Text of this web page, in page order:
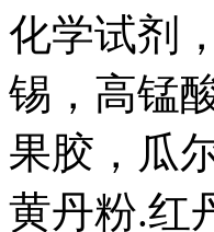
化学试剂
锡，高锰
果胶，瓜
黄丹粉.红